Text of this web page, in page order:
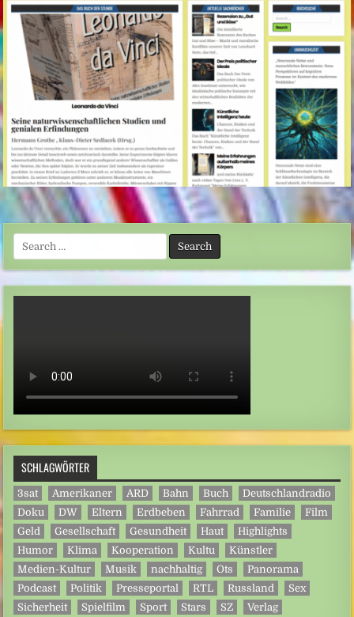
Search
for:
SCHLAGWÖRTER
3sat Amerikaner ARD Bahn Buch
Deutschlandradio
Doku
DW Eltern Erdbeben Fahrrad Familie
Film
Geld
Gesellschaft Gesundheit Haut
Highlights
Humor
Klima Kooperation Kultu
Künstler
Medien-Kultur
Musik nachhaltig Ots
Panorama
Podcast
Politik Presseportal RTL Russland
Sex
Sicherheit
Spielfilm Sport Stars SZ
Verlag